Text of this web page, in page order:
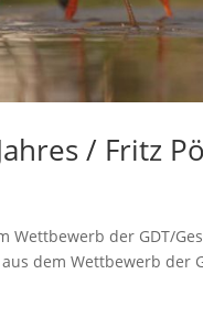
/ Fritz
Wettbewerb der GDT/
dem Wettbewerb der